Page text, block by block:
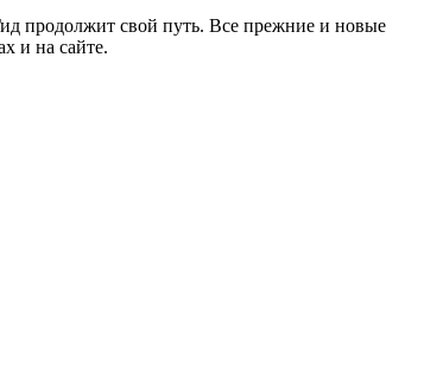
продолжит свой путь. Все прежние и новые
и на сайте.